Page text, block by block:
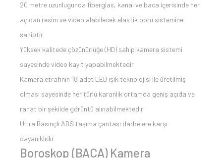
20 metre uzunlugunda fiberglas, kanal ve baca içerisinde her
açıdan resim ve video alabilecek elastik boru sistemine
sahiptir
Yüksek kalitede çözünürlüğe (HD) sahip kamera sistemi
sayesinde video kayıt yapabilmektedir
Kamera etrafının 18 adet LED ışık teknolojisi ile üretilmiş
olması sayesinde her türlü karanlık ortamda geniş açıda ve
rahat bir şekilde görüntü alınabilmektedir
Ultra Basınçlı ABS taşıma çantası darbelere karşı
dayanıklıdır
Boroskop (BACA) Kamera